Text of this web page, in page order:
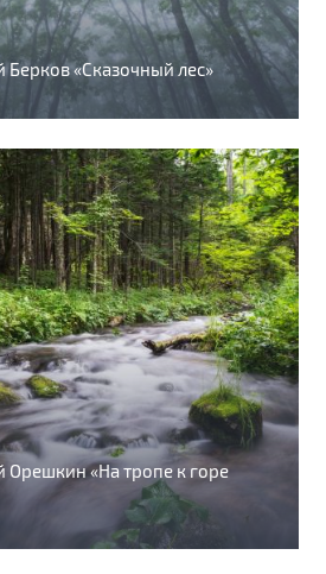
Берков «Сказочный лес»
Орешкин «На тропе к горе